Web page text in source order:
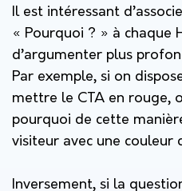
Il est intéressant
« Pourquoi ? » à chaque
d’argumenter plus
Par exemple, si on
mettre le CTA en rouge,
pourquoi de cette
visiteur avec une couleur
Inversement, si la